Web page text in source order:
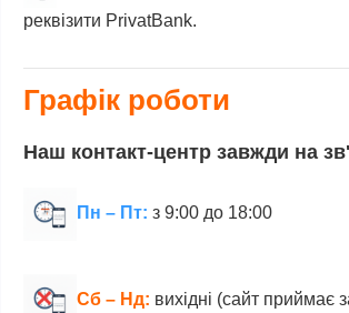
реквізити PrivatBank.
Графік роботи
Наш контакт-центр завжди на
Пн – Пт: з 9:00 до 18:00
Сб – Нд: вихідні (сайт приймає